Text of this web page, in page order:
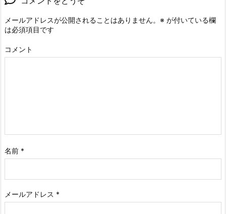
メールアドレスが公開されることはありません。 ※ が付いている欄
は必須項目です
コメント
名前 *
メールアドレス *